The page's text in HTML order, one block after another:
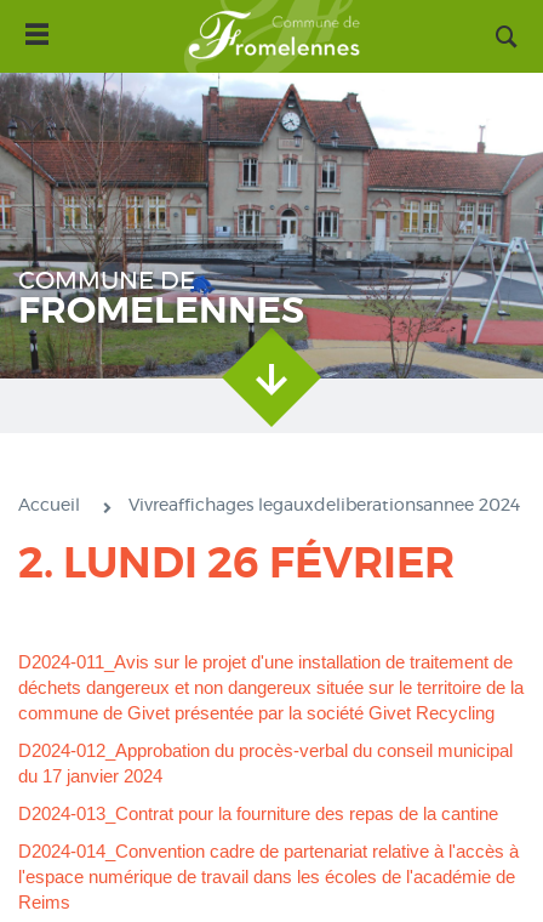
Aller
contenu
principal
Toggle
navigation
COMMUNE DE
FROMELENNES
Accueil Vivreaffichages legauxdeliberationsannee 2024
2. LUNDI 26 FÉVRIER
Corps
D2024-011_Avis sur le projet d'une installation de traitement de
déchets dangereux et non dangereux située sur le territoire de la
commune de Givet présentée par la société Givet Recycling
D2024-012_Approbation du procès-verbal du conseil municipal
du 17 janvier 2024
D2024-013_Contrat pour la fourniture des repas de la cantine
D2024-014_Convention cadre de partenariat relative à l'accès à
l'espace numérique de travail dans les écoles de l'académie de
Reims